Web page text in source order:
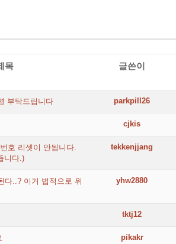
목 글쓴이
부탁드립니다 parkpill26
cjkis
호 리셋이 안됩니다.
니다.)
tekkenjjang
다..? 이거 법적으로 위
yhw2880
tktj12
pikakr